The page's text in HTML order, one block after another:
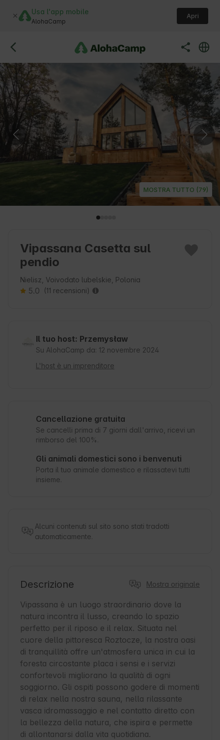
Usa l'app mobile
AlohaCamp
Apri
MOSTRA TUTTO (79)
Vipassana Casetta sul
pendio
Nielisz, Voivodato lubelskie, Polonia
5.0 (11 recensioni)
Il tuo host: Przemysław
Su AlohaCamp da: 12 novembre 2024
L'host è un imprenditore
Cancellazione gratuita
Se cancelli prima di 7 giorni dall'arrivo, ricevi un
rimborso del 100%.
Gli animali domestici sono i benvenuti
Porta il tuo animale domestico e rilassatevi tutti
insieme.
Alcuni contenuti sul sito sono stati tradotti
automaticamente.
Descrizione Mostra originale
Vipassana è un luogo straordinario dove la
natura incontra il lusso, creando lo spazio
perfetto per il riposo e il relax. Situata nel
cuore della pittoresca Roztocze, la nostra oasi
di tranquillità offre un'atmosfera unica in cui la
foresta circostante placa i sensi e i servizi
confortevoli migliorano la qualità di ogni
soggiorno. Gli ospiti possono godere di momenti
di relax nella nostra sauna, nella rilassante
vasca idromassaggio e nel contatto diretto con
la bellezza della natura, che ispira e permette
di allontanarsi dalla vita quotidiana.